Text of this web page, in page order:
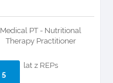
Medical PT - Nutritional
Therapy Practitioner
5
lat z REPs